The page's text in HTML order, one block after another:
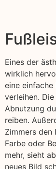
Eines der
wirklich
eine einfache
verleihen.
Abnutzung
reiben.
Zimmers den
Farbe oder
mehr, sieht
neues Bild